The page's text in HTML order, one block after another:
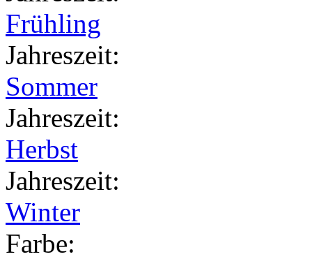
Frühling
Jahreszeit:
Sommer
Jahreszeit:
Herbst
Jahreszeit:
Winter
Farbe: